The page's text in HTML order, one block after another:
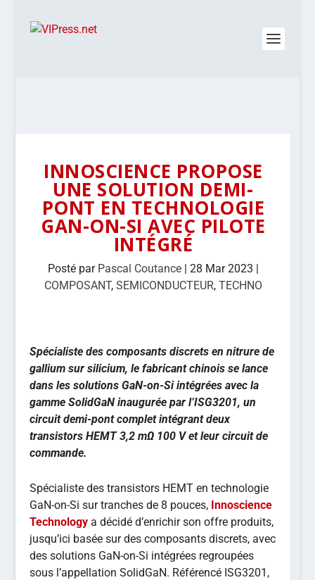
INNOSCIENCE PROPOSE
UNE SOLUTION DEMI-
PONT EN TECHNOLOGIE
GAN-ON-SI AVEC PILOTE
INTÉGRÉ
Posté par Pascal Coutance| 28 Mar 2023 |
COMPOSANT, SEMICONDUCTEUR, TECHNO
Spécialiste des composants discrets en nitrure de
gallium sur silicium, le fabricant chinois se lance
dans les solutions GaN-on-Si intégrées avec la
gamme SolidGaN inaugurée par l’ISG3201, un
circuit demi-pont complet intégrant deux
transistors HEMT 3,2 mΩ 100 V et leur circuit de
commande.
Spécialiste des transistors HEMT en technologie
GaN-on-Si sur tranches de 8 pouces, Innoscience
Technology a décidé d’enrichir son offre produits,
jusqu’ici basée sur des composants discrets, avec
des solutions GaN-on-Si intégrées regroupées
sous l’appellation SolidGaN. Référencé ISG3201,